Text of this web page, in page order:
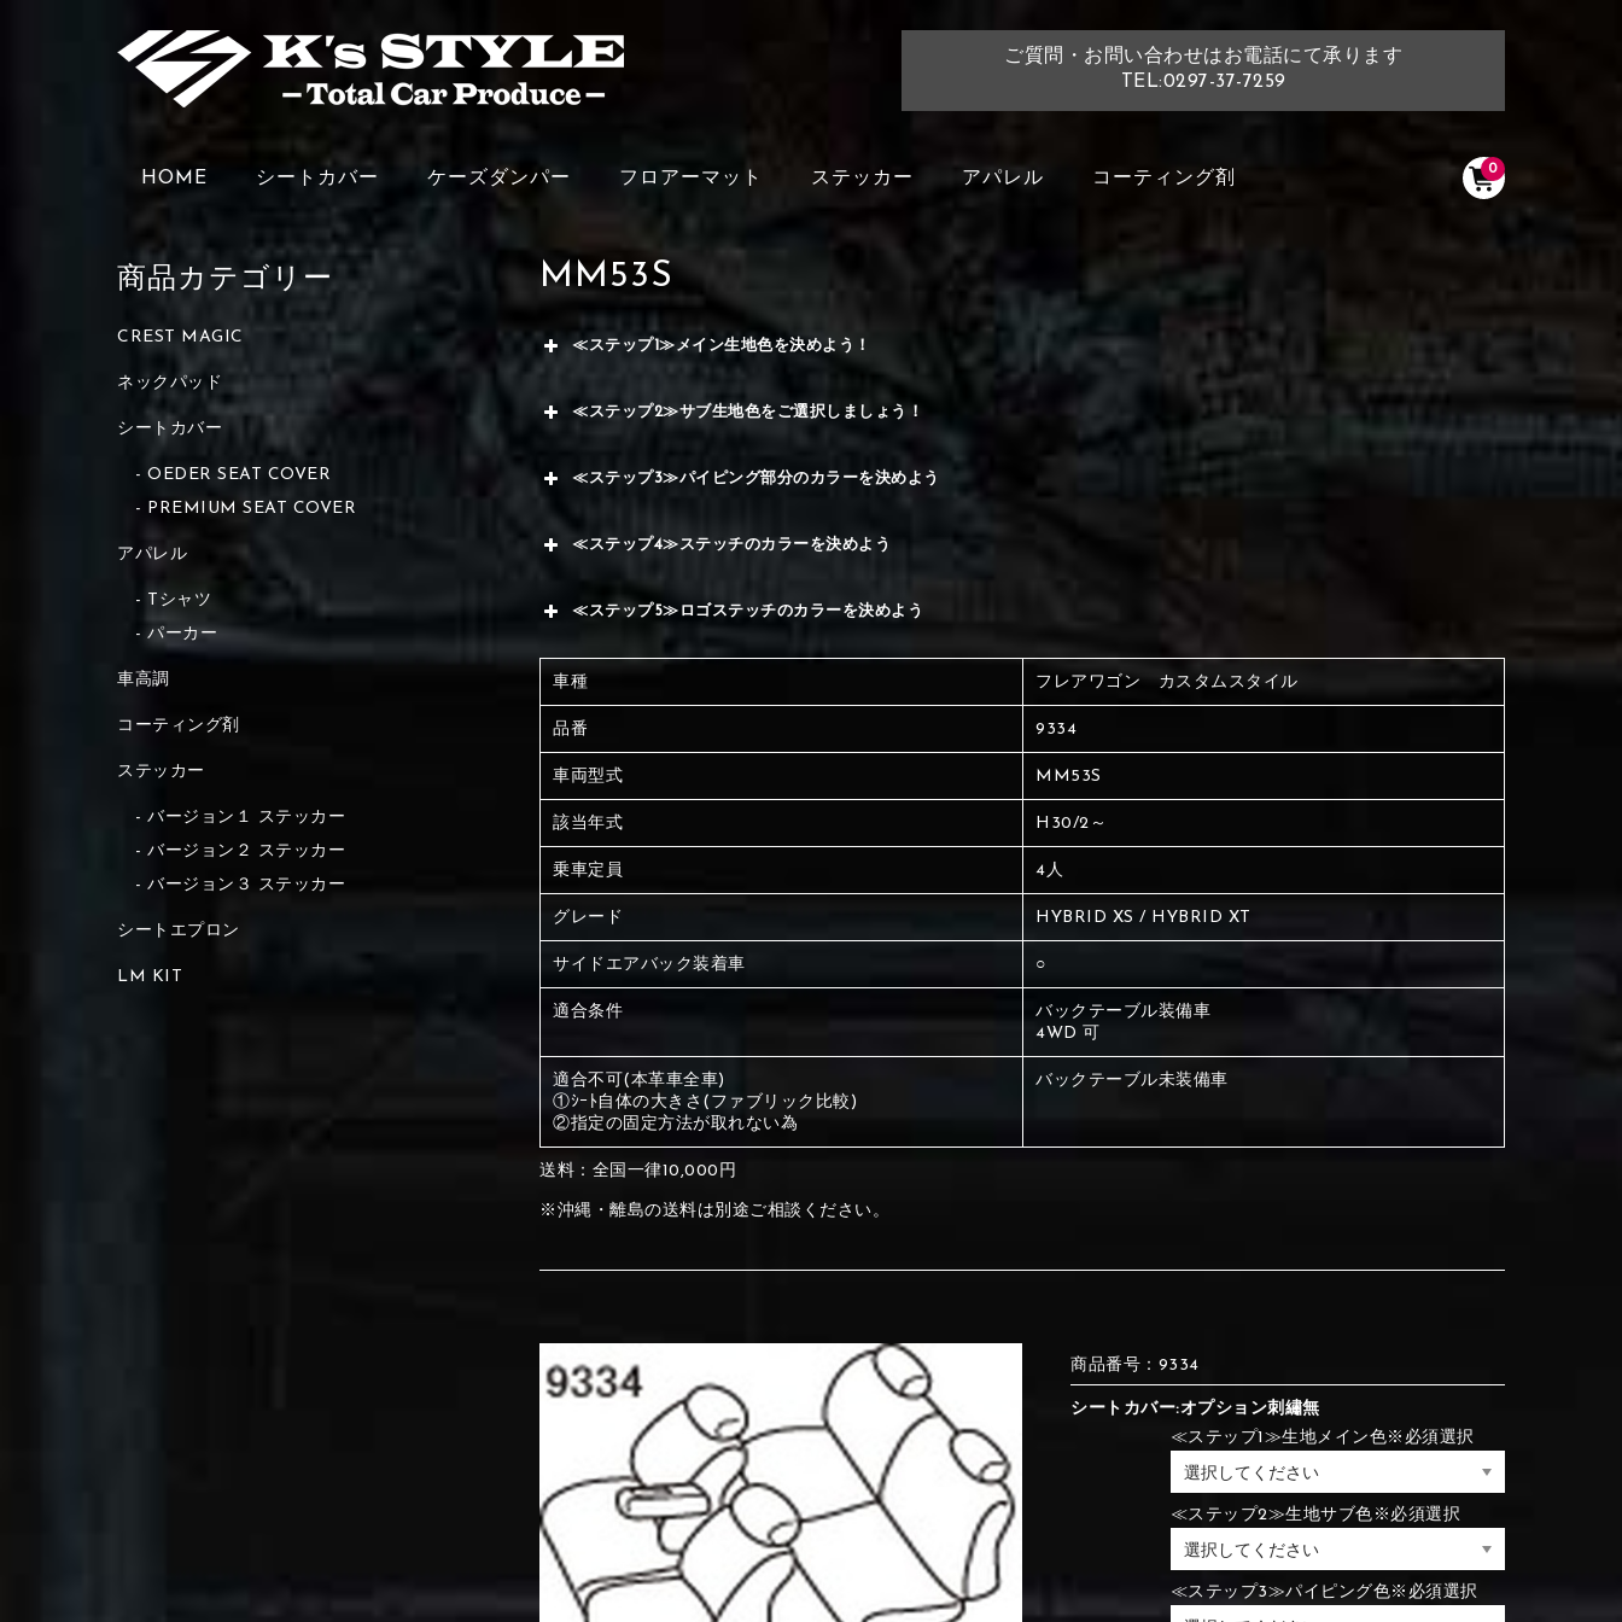
ご質問・お問い合わせはお電話にて承ります
TEL:0297-37-7259
0
HOME シートカバー ケーズダンパー フロアーマット ステッカー アパレル コーティング剤
MM53S
≪ステップ1≫メイン生地色を決めよう！
赤く塗られている場所を選択
ください
⑤Dark Brown ⑥Yellow
⑨Pink ⑩White ⑪Black
≪ステップ2≫サブ生地色をご選択しましょう！
赤く塗られている部分にカラ
ー選択ください
①Beige
⑤Dark Brown ⑥Yellow ⑦Blue ⑧Orange
≪ステップ3≫パイピング部分のカラーを決めよう
ください
①Beige ②Gray ③Red
⑤Dark Brown ⑥Yellow ⑦Blue ⑧Orange
≪ステップ4≫ステッチのカラーを決めよう
赤く塗られている場所を選択
ください
刺繍は下記21種類からご選択ください。
①Black ②Gray ③Light gray
⑤Ivory ⑥Red ⑦Wine-red ⑧Yellow
≪ステップ5≫ロゴステッチのカラーを決めよう
赤く塗られている場所を選択
ください
②Gray ③Light gray
⑤Ivory ⑥Red
車種 フレアワゴン カスタムスタイル
品番 9334
車両型式 MM53S
該当年式 H30/2～
乗車定員 4人
グレード HYBRID XS / HYBRID XT
サイドエアバック装着車 ○
適合条件
バックテーブル装備車
4WD 可
適合不可(本革車全車)
①ｼｰﾄ自体の大きさ(ファブリック比較)
②指定の固定方法が取れない為
バックテーブル未装備車
送料：全国一律10,000円
※沖縄・離島の送料は別途ご相談ください。
商品番号：9334
シートカバー:オプション刺繡無
≪ステップ1≫生地メイン色※必須選択
≪ステップ2≫生地サブ色※必須選択
≪ステップ3≫パイピング色※必須選択
商品カテゴリー
CREST MAGIC
ネックパッド
シートカバー
OEDER SEAT COVER
PREMIUM SEAT COVER
アパレル
Tシャツ
パーカー
車高調
コーティング剤
ステッカー
バージョン１ ステッカー
バージョン２ ステッカー
バージョン３ ステッカー
シートエプロン
LM KIT